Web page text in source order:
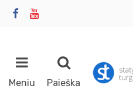
Meniu Paieška